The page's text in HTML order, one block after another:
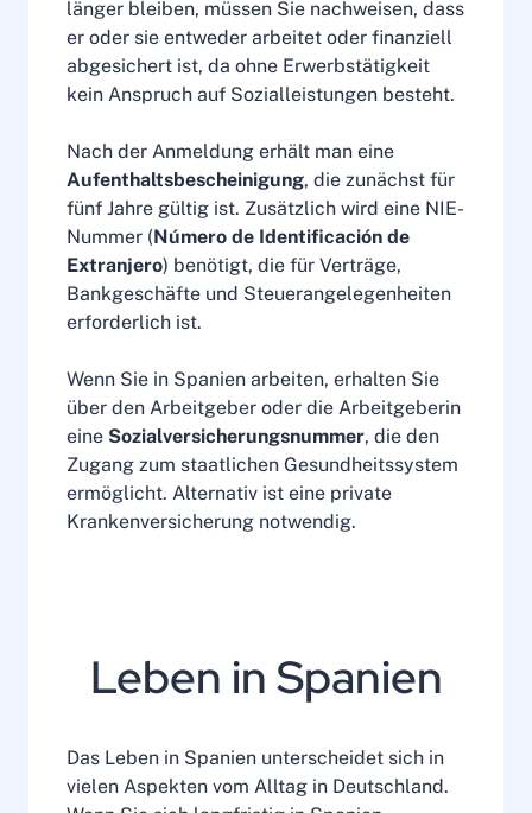
länger bleiben, müssen Sie nachweisen, dass
er oder sie entweder arbeitet oder finanziell
abgesichert ist, da ohne Erwerbstätigkeit
kein Anspruch auf Sozialleistungen besteht.
Nach der Anmeldung erhält man eine
Aufenthaltsbescheinigung, die zunächst für
fünf Jahre gültig ist. Zusätzlich wird eine NIE-
Nummer (Número de Identificación de
Extranjero) benötigt, die für Verträge,
Bankgeschäfte und Steuerangelegenheiten
erforderlich ist.
Wenn Sie in Spanien arbeiten, erhalten Sie
über den Arbeitgeber oder die Arbeitgeberin
eine Sozialversicherungsnummer, die den
Zugang zum staatlichen Gesundheitssystem
ermöglicht. Alternativ ist eine private
Krankenversicherung notwendig.
Leben in Spanien
Das Leben in Spanien unterscheidet sich in
vielen Aspekten vom Alltag in Deutschland.